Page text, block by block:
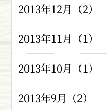
2013年12月（2）
2013年11月（1）
2013年10月（1）
2013年9月（2）